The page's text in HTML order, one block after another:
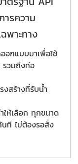
ารความ
พาะทาง
อกแบบมาเพื่อใช้
รวมถึงท่อ
งสร้างที่รับน้ำ
ห้เลือก ทุกขนาด
ที ไม่ต้องรอสั่ง